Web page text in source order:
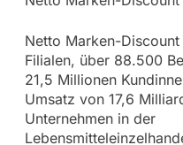
Netto Marken-
Filialen, über 88.500
21,5 Millionen
Umsatz von 17,6
Unternehmen in der